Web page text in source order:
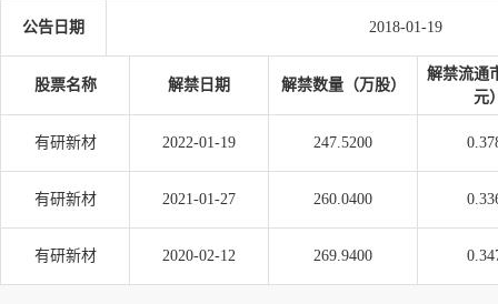
公告日期 2018-01-19
股票名称 解禁日期 解禁数量（万股）
解禁流通
元
有研新材 2022-01-19 247.5200
有研新材 2021-01-27 260.0400
有研新材 2020-02-12 269.9400